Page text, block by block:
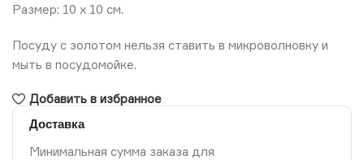
Размер: 10 х 10 см.
Посуду с золотом нельзя ставить в микроволновку и
мыть в посудомойке.
Добавить в избранное
Доставка
Минимальная сумма заказа для